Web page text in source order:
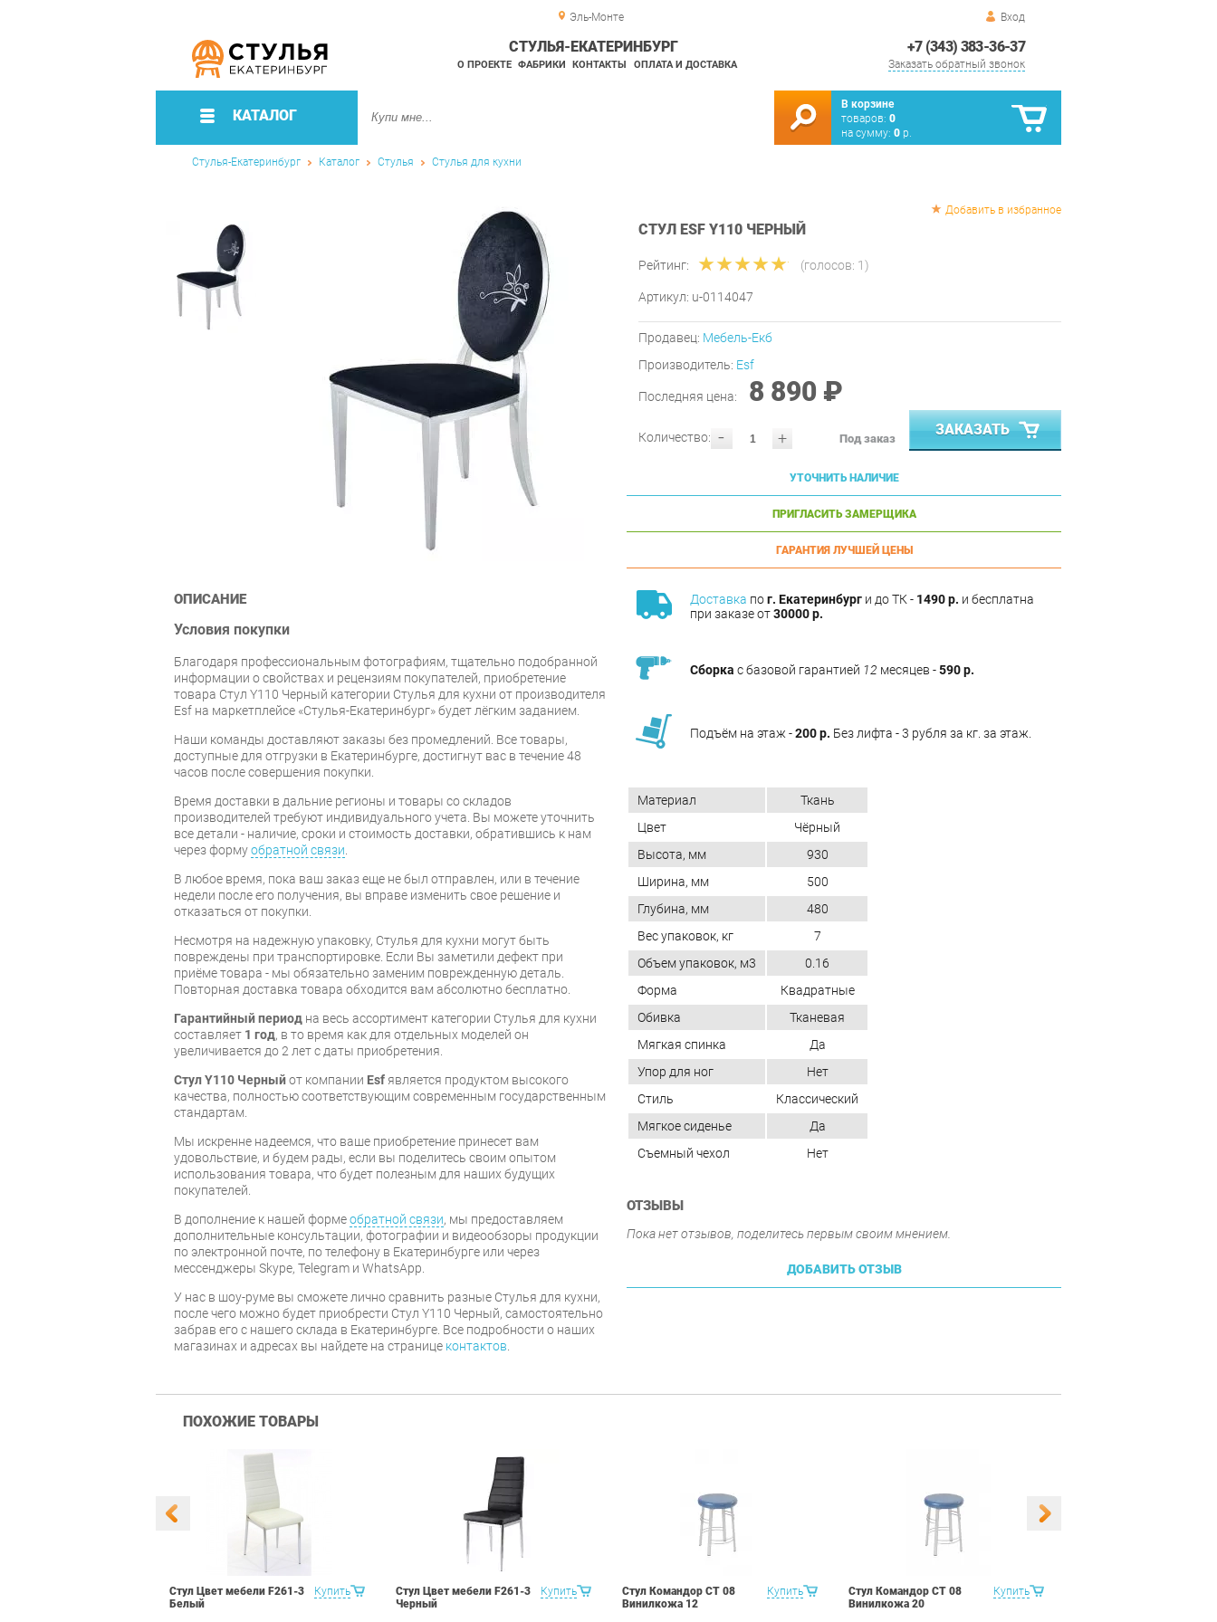
Эль-Монте Вход
+7 (343) 383-36-37
Заказать обратный звонок
СТУЛЬЯ-ЕКАТЕРИНБУРГ
О ПРОЕКТЕ ФАБРИКИ КОНТАКТЫ ОПЛАТА И ДОСТАВКА
КАТАЛОГ
В корзине
товаров: 0
на сумму: 0 р.
Стулья-Екатеринбург Каталог Стулья Стулья для кухни
Добавить в избранное
СТУЛ ESF Y110 ЧЕРНЫЙ
Рейтинг: (голосов: 1)
Артикул: u-0114047
Продавец: Мебель-Екб
Производитель: Esf
Последняя цена: 8 890 ₽
- +
Количество: Под заказ
ЗАКАЗАТЬ
УТОЧНИТЬ НАЛИЧИЕ
ПРИГЛАСИТЬ ЗАМЕРЩИКА
ГАРАНТИЯ ЛУЧШЕЙ ЦЕНЫ
Доставка пог. Екатеринбург и до ТК - 1490 р. и бесплатна
при заказе от30000 р.
Сборка с базовой гарантией 12 месяцев -590 р.
Подъём на этаж -200 р. Без лифта - 3 рубля за кг. за этаж.
ОПИСАНИЕ
Условия покупки
Благодаря профессиональным фотографиям, тщательно подобранной
информации о свойствах и рецензиям покупателей, приобретение
товара Стул Y110 Черный категории Стулья для кухни от производителя
Esf на маркетплейсе «Стулья-Екатеринбург» будет лёгким заданием.
Наши команды доставляют заказы без промедлений. Все товары,
доступные для отгрузки в Екатеринбурге, достигнут вас в течение 48
часов после совершения покупки.
Время доставки в дальние регионы и товары со складов
производителей требуют индивидуального учета. Вы можете уточнить
все детали - наличие, сроки и стоимость доставки, обратившись к нам
через формуобратной связи
В любое время, пока ваш заказ еще не был отправлен, или в течение
недели после его получения, вы вправе изменить свое решение и
отказаться от покупки.
Несмотря на надежную упаковку, Стулья для кухни могут быть
повреждены при транспортировке. Если Вы заметили дефект при
приёме товара - мы обязательно заменим поврежденную деталь.
Повторная доставка товара обходится вам абсолютно бесплатно.
Гарантийный период на весь ассортимент категории Стулья для кухни
составляет 1 год, в то время как для отдельных моделей он
увеличивается до 2 лет с даты приобретения.
Стул Y110 Черныйот компании Esf является продуктом высокого
качества, полностью соответствующим современным государственным
стандартам.
Мы искренне надеемся, что ваше приобретение принесет вам
удовольствие, и будем рады, если вы поделитесь своим опытом
использования товара, что будет полезным для наших будущих
покупателей.
В дополнение к нашей формеобратной связи, мы предоставляем
дополнительные консультации, фотографии и видеообзоры продукции
по электронной почте, по телефону в Екатеринбурге или через
мессенджеры Skype, Telegram и WhatsApp.
У нас в шоу-руме вы сможете лично сравнить разные Стулья для кухни,
после чего можно будет приобрести Стул Y110 Черный, самостоятельно
забрав его с нашего склада в Екатеринбурге. Все подробности о наших
магазинах и адресах вы найдете на странице контактов
Материал
Ткань
Цвет
Чёрный
Высота, мм
930
Ширина, мм
500
Глубина, мм
480
Вес упаковок, кг
7
Объем упаковок, м3
0.16
Форма
Квадратные
Обивка
Тканевая
Мягкая спинка
Да
Упор для ног
Нет
Стиль
Классический
Мягкое сиденье
Да
Съемный чехол
Нет
ОТЗЫВЫ
Пока нет отзывов, поделитесь первым своим мнением.
ДОБАВИТЬ ОТЗЫВ
ПОХОЖИЕ ТОВАРЫ
Купить
Стул Цвет мебели F261-3
Белый
Купить
Стул Цвет мебели F261-3
Черный
Купить
Стул Командор СТ 08
Винилкожа 12
Купить
Стул Командор СТ 08
Винилкожа 20